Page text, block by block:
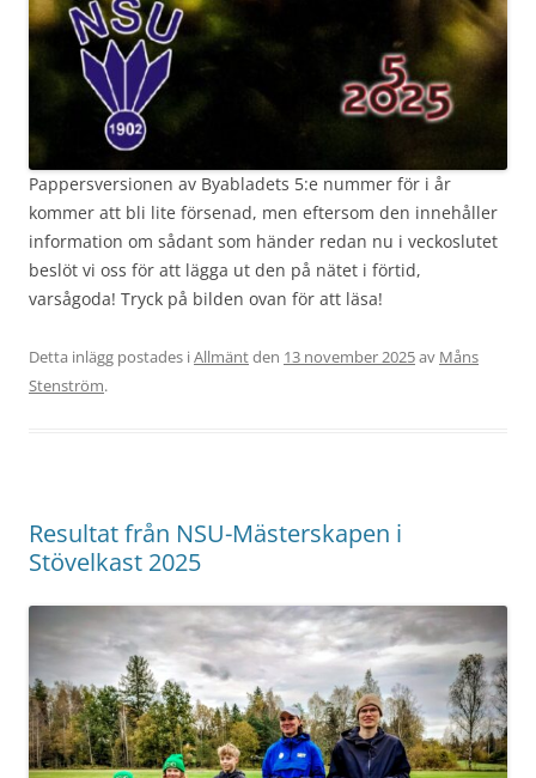
Pappersversionen av Byabladets 5:e nummer för i år
kommer att bli lite försenad, men eftersom den innehåller
information om sådant som händer redan nu i veckoslutet
beslöt vi oss för att lägga ut den på nätet i förtid,
varsågoda! Tryck på bilden ovan för att läsa!
Detta inlägg postades iAllmäntden 13 november 2025av Måns
Stenström.
Resultat från NSU-Mästerskapen i
Stövelkast 2025